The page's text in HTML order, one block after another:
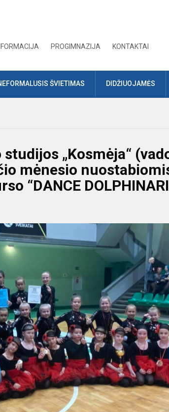
PROGIMNAZIJA KONTAKTAI
ŠVIETIMAS DIDŽIUOJAMĖS
„Kosmėja“
mėnesio
“DANCE